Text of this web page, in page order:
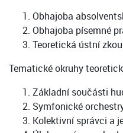
Obhajoba
Obhajoba písemné
Teoretická ústní
Tematické okruhy
Základní součásti
Symfonické
Kolektivní správci a